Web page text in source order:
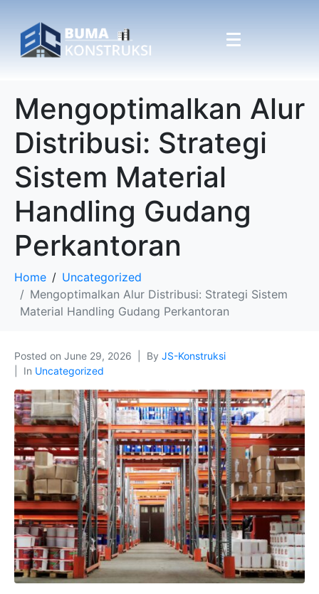
Mengoptimalkan Alur
Distribusi: Strategi
Sistem Material
Handling Gudang
Perkantoran
Home
Uncategorized
Mengoptimalkan Alur Distribusi: Strategi Sistem
Material Handling Gudang Perkantoran
Posted on June 29, 2026 By JS-Konstruksi
In Uncategorized